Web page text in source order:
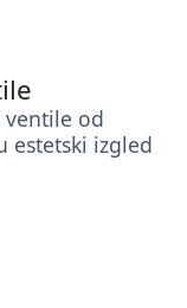
ventile od
estetski izgled